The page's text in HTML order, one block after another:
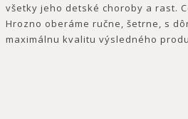
všetky jeho detské choroby a rast.
Hrozno oberáme ručne, šetrne, s
maximálnu kvalitu výsledného